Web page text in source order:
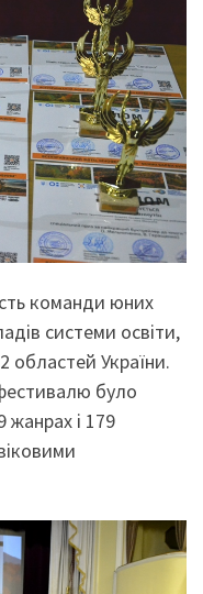
команди юних
системи освіти,
областей України.
було
і 179